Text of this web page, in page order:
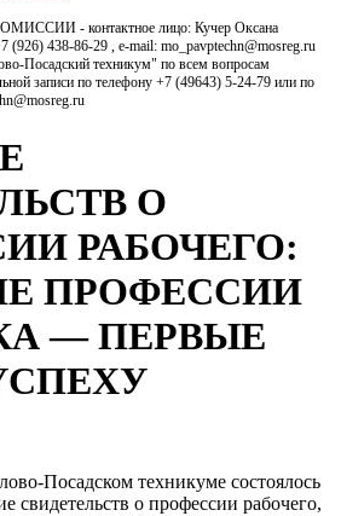
- контактное лицо: Кучер Оксана
(926) 438-86-29 , e-mail: mo_pavptechn@mosreg.ru
Посадский техникум" по всем вопросам
записи по телефону +7 (49643) 5-24-79 или по
О
РАБОЧЕГО:
ПРОФЕССИИ
— ПЕРВЫЕ
Посадском техникуме состоялось
свидетельств о профессии рабочего,